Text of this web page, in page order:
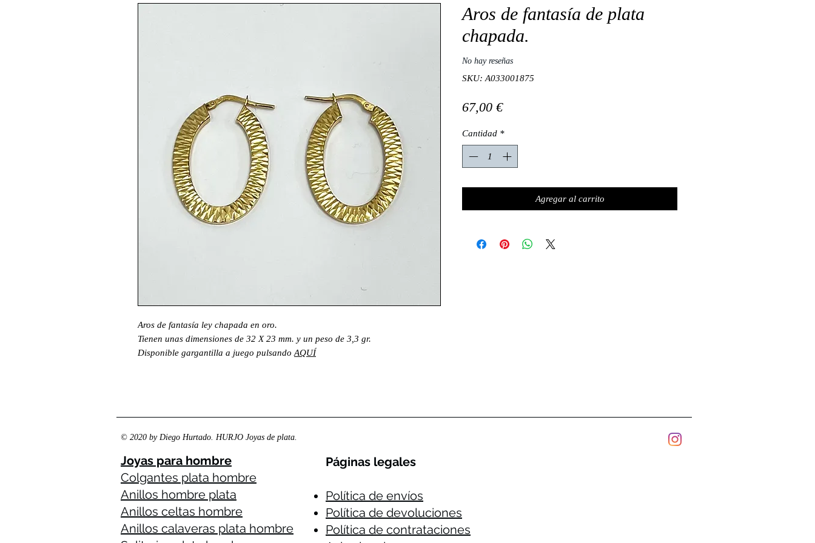
Aros de fantasía ley chapada en oro.
Tienen unas dimensiones de 32 X 23 mm. y un peso de 3,3 gr.
Disponible gargantilla a juego pulsando AQUÍ
Aros de fantasía de plata
chapada.
No hay reseñas
SKU: A033001875
67,00 €Precio
Cantidad *
Agregar al carrito
© 2020 by Diego Hurtado. HURJO Joyas de plata.
Joyas para hombre
Colgantes plata hombre
Anillos hombre plata
Anillos celtas hombre
Anillos calaveras plata hombre
Páginas legales​
Política de envíos
Política de devoluciones
Política de contrataciones